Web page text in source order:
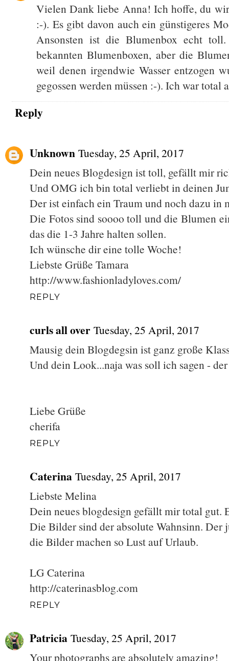
Vielen Dank liebe Anna! Ich hoffe, du
:-). Es gibt davon auch ein günstigeres
Ansonsten ist die Blumenbox echt
bekannten Blumenboxen, aber die
weil denen irgendwie Wasser entzogen
gegossen werden müssen :-). Ich war total
Reply
Unknown Tuesday, 25 April, 2017
Dein neues Blogdesign ist toll, gefällt mir
Und OMG ich bin total verliebt in deinen
Der ist einfach ein Traum und noch dazu in
Die Fotos sind soooo toll und die Blumen
das die 1-3 Jahre halten sollen.
Ich wünsche dir eine tolle Woche!
Liebste Grüße Tamara
http://www.fashionladyloves.com/
REPLY
curls all over Tuesday, 25 April, 2017
Mausig dein Blogdegsin ist ganz große
Und dein Look...naja was soll ich sagen -
Liebe Grüße
cherifa
REPLY
Caterina Tuesday, 25 April, 2017
Liebste Melina
Dein neues blogdesign gefällt mir total gut.
Die Bilder sind der absolute Wahnsinn. Der
die Bilder machen so Lust auf Urlaub.
LG Caterina
http://caterinasblog.com
REPLY
Patricia Tuesday, 25 April, 2017
Your photographs are absolutely amazing!